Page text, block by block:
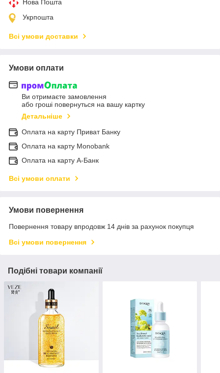
Нова Пошта
Укрпошта
Всі умови доставки
Умови оплати
Ви отримаєте замовлення
або гроші повернуться на вашу картку
Детальніше
Оплата на карту Приват Банку
Оплата на карту Monobank
Оплата на карту А-Банк
Всі умови оплати
Умови повернення
Повернення товару впродовж 14 днів за рахунок покупця
Всі умови повернення
Подібні товари компанії